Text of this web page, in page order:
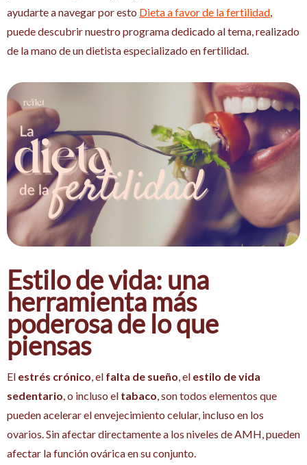
ayudarte a navegar por esto Dieta a favor de la fertilidad
puede descubrir nuestro programa dedicado al tema, realizado
de la mano de un dietista especializado en fertilidad.
Estilo de vida: una
herramienta más
poderosa de lo que
piensas
El estrés crónico, el falta de sueño, el estilo de vida
sedentario, o incluso el tabaco, son todos elementos que
pueden acelerar el envejecimiento celular, incluso en los
ovarios. Sin afectar directamente a los niveles de AMH, pueden
afectar la función ovárica en su conjunto.